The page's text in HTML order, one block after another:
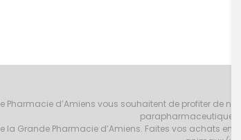
Pharmacie d’Amiens vous souhaitent de profiter de
parapharmaceutiques,
la Grande Pharmacie d’Amiens. Faites vos achats